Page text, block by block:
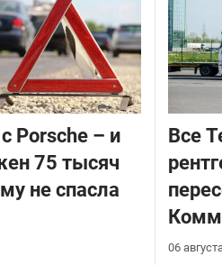
Porsche – и
75 тысяч
не спасла
Все
06